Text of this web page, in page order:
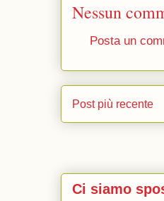
Nessun
Posta un
Post più recente
Ci siamo